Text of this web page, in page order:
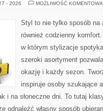
- 2026 MOŻLIWOŚĆ
Styl to nie tylko sposób na
również codzienny
w którym stylizacje
szeroki asortyment
okazję i każdy sezon.
inspiruje osoby szukające
i na słoneczne dni. To tutaj
odnaleźć własny sposób